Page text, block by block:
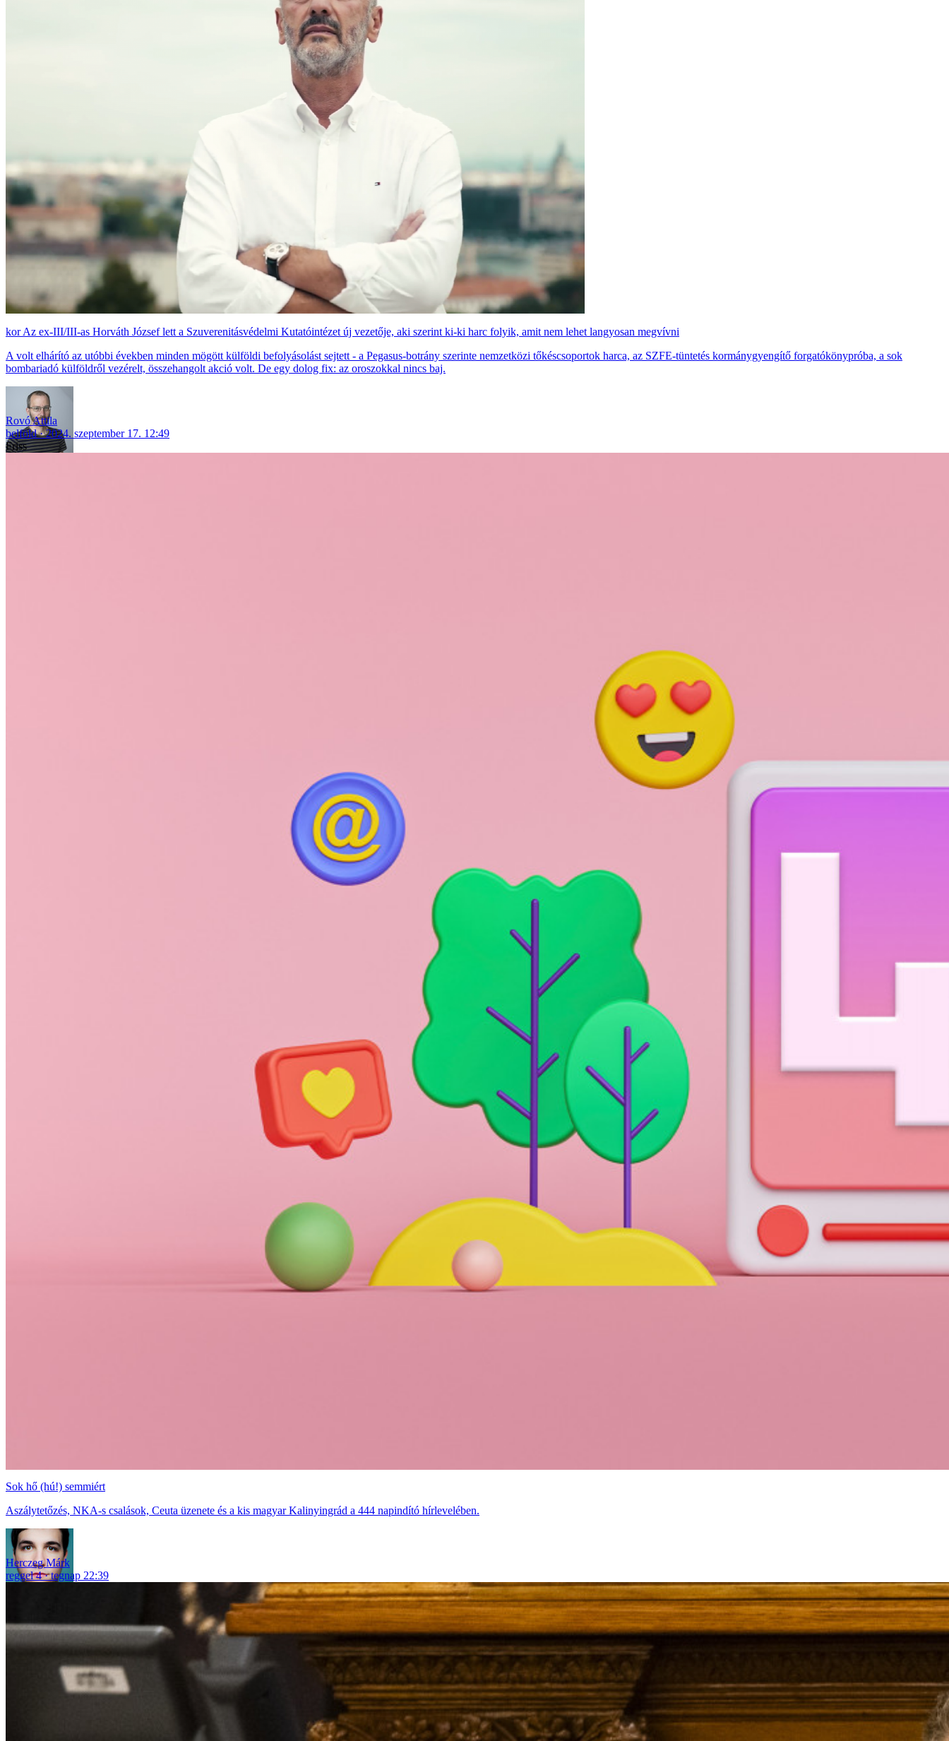
Az ex-III/III-as Horváth József lett a Szuverenitásvédelmi Kutatóintézet új vezetője, aki szerint ki-ki harc folyik, amit nem lehet langyosan megvívni
A volt elhárító az utóbbi években minden mögött külföldi befolyásolást sejtett - a Pegasus-botrány szerinte nemzetközi tőkéscsoportok harca, az SZFE-tüntetés kormánygyengítő forgatókönypróba, a sok
bombariadó külföldről vezérelt, összehangolt akció volt. De egy dolog fix: az oroszokkal nincs baj.
Rovó Attila
belföld
2024. szeptember 17. 12:49
Friss
Sok hő (hú!) semmiért
Aszálytetőzés, NKA-s csalások, Ceuta üzenete és a kis magyar Kalinyingrád a 444 napindító hírlevelében.
Herczeg Márk
reggel 4
tegnap 22:39